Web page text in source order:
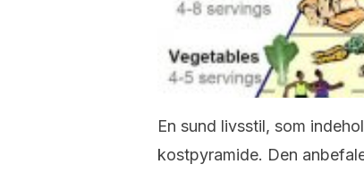
En sund livsstil, som
kostpyramide. Den